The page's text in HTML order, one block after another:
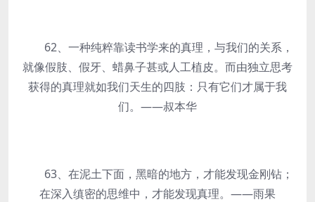
62、一种纯粹靠读书学来的真理，与我们的关系，
就像假肢、假牙、蜡鼻子甚或人工植皮。而由独立思考
获得的真理就如我们天生的四肢：只有它们才属于我
们。——叔本华
63、在泥土下面，黑暗的地方，才能发现金刚钻；
在深入缜密的思维中，才能发现真理。——雨果